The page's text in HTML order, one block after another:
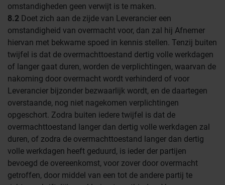
omstandigheden geen verwijt is te maken.
8.2 Doet zich aan de zijde van Leverancier een
omstandigheid van overmacht voor, dan zal hij Afnemer
hiervan met bekwame spoed in kennis stellen. Tenzij buiten
twijfel is dat de overmachttoestand dertig volle werkdagen
of langer gaat duren, worden de verplichtingen, waarvan de
nakoming door overmacht wordt verhinderd of voor
Leverancier bijzonder bezwaarlijk wordt, en de daartegen
overstaande, nog niet nagekomen verplichtingen
opgeschort. Zodra buiten iedere twijfel is dat de
overmachttoestand langer dan dertig volle werkdagen zal
duren, of zodra de overmachttoestand langer dan dertig
volle werkdagen heeft geduurd, is ieder der partijen
bevoegd de overeenkomst, voor zover door overmacht
getroffen, door middel van een tot de andere partij te